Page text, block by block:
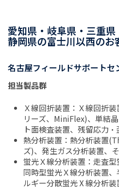
愛知県・岐阜県・三重県
静岡県の富士川以西のお
名古屋フィールドサポートセ
担当製品群
Ｘ線回折装置：Ｘ線回折
リーズ、MiniFlex)、単結
ト面検査装置、残留応力
熱分析装置：熱分析装置
ズ)、発生ガス分析装置、
蛍光Ｘ線分析装置：走査
同時型蛍光Ｘ線分析装置
ルギー分散蛍光Ⅹ線分析装